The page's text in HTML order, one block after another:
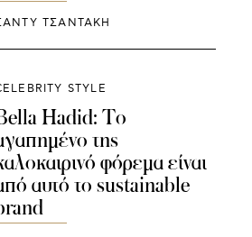
ΤΣΑΝΤΑΚΗ
STYLE
Hadid: Το
της
φόρεμα είναι
αυτό το sustainable